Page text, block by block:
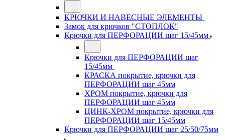
КРЮЧКИ И НАВЕСНЫЕ ЭЛЕМЕНТЫ
Замок для крючков "СТОПЛОК"
Крючки для ПЕРФОРАЦИИ шаг 15/45мм
Крючки для ПЕРФОРАЦИИ шаг
15/45мм
КРАСКА покрытие, крючки для
ПЕРФОРАЦИИ шаг 45мм
ХРОМ покрытие, крючки для
ПЕРФОРАЦИИ шаг 45мм
ЦИНК-ХРОМ покрытие, крючки для
ПЕРФОРАЦИИ шаг 15/45мм
Крючки для ПЕРФОРАЦИИ шаг 25/50/75мм